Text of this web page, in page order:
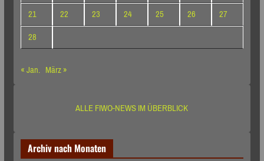
21
22 23 24 25 26
27
28
« Jan. März »
ALLE FIWO-NEWS IM ÜBERBLICK
Archiv nach Monaten